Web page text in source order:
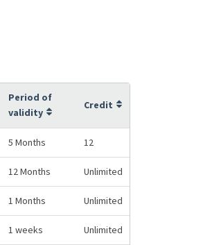
Period of
validity
Credit
5 Months 12
12 Months Unlimited
1 Months Unlimited
1 weeks Unlimited